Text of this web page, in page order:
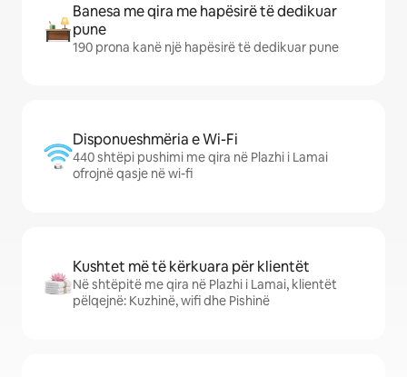
Banesa me qira me hapësirë të dedikuar
pune
190 prona kanë një hapësirë të dedikuar pune
Disponueshmëria e Wi-Fi
440 shtëpi pushimi me qira në Plazhi i Lamai
ofrojnë qasje në wi-fi
Kushtet më të kërkuara për klientët
Në shtëpitë me qira në Plazhi i Lamai, klientët
pëlqejnë: Kuzhinë, wifi dhe Pishinë